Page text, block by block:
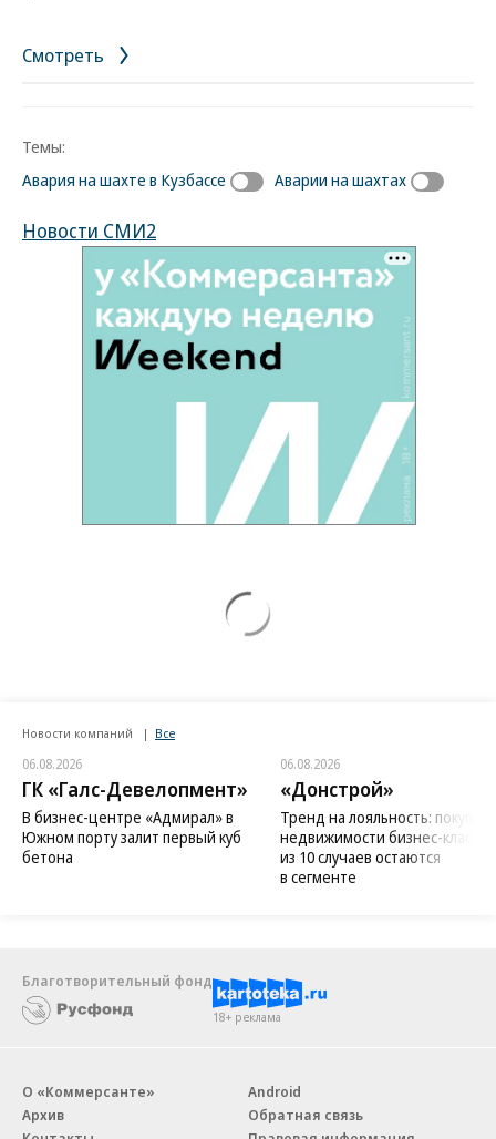
Смотреть
Темы:
Авария на шахте в Кузбассе
Аварии на шахтах
Новости СМИ2
Новости компаний Все
06.08.2026
ГК «Галс-Девелопмент»
В бизнес-центре «Адмирал» в
Южном порту залит первый куб
бетона
06.08.2026
«Донстрой»
Тренд на лояльность:
недвижимости бизнес-класса
из 10 случаев остаются
в сегменте
Благотворительный фонд
18+ реклама
О «Коммерсанте»
Архив
Android
Обратная связь